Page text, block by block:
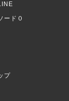
ード０
プ